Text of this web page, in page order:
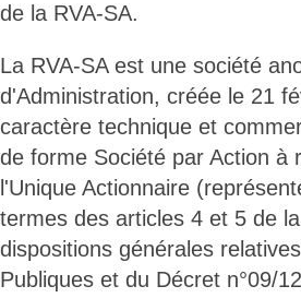
de la RVA-SA.
La RVA-SA est une société
d'Administration, créée le 21
caractère technique et
de forme Société par Action à
l'Unique Actionnaire
termes des articles 4 et 5 de
dispositions générales
Publiques et du Décret n°09/